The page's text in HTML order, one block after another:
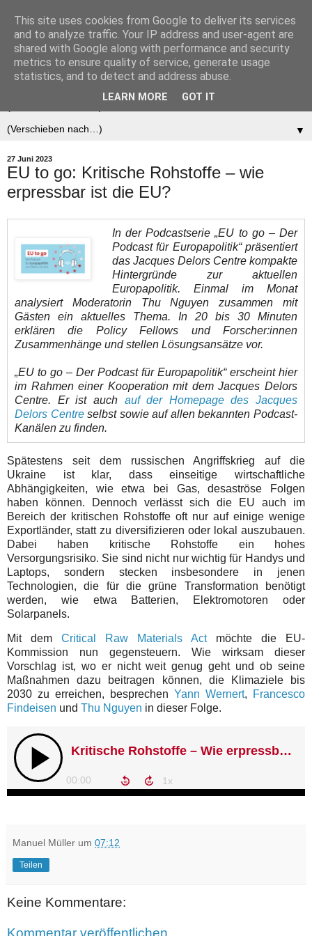
Der (europäische)
Föderalist
▼
27 Juni 2023
EU to go: Kritische Rohstoffe – wie
erpressbar ist die EU?
In der Podcastserie „EU to go – Der
Podcast für Europapolitik“ präsentiert
das Jacques Delors Centre kompakte
Hintergründe zur aktuellen
Europapolitik. Einmal im Monat
analysiert Moderatorin Thu Nguyen zusammen mit
Gästen ein aktuelles Thema. In 20 bis 30 Minuten
erklären die Policy Fellows und Forscher:innen
Zusammenhänge und stellen Lösungsansätze vor.
„EU to go – Der Podcast für Europapolitik“ erscheint hier
im Rahmen einer Kooperation mit dem Jacques Delors
Centre. Er ist auch auf der Homepage des Jacques
Delors Centreselbst sowie auf allen bekannten Podcast-
Kanälen zu finden.
Spätestens seit dem russischen Angriffskrieg auf die
Ukraine ist klar, dass einseitige wirtschaftliche
Abhängigkeiten, wie etwa bei Gas, desaströse Folgen
haben können. Dennoch verlässt sich die EU auch im
Bereich der kritischen Rohstoffe oft nur auf einige wenige
Exportländer, statt zu diversifizieren oder lokal auszubauen.
Dabei haben kritische Rohstoffe ein hohes
Versorgungsrisiko. Sie sind nicht nur wichtig für Handys und
Laptops, sondern stecken insbesondere in jenen
Technologien, die für die grüne Transformation benötigt
werden, wie etwa Batterien, Elektromotoren oder
Solarpanels.
Mit dem Critical Raw Materials Actmöchte die EU-
Kommission nun gegensteuern. Wie wirksam dieser
Vorschlag ist, wo er nicht weit genug geht und ob seine
Maßnahmen dazu beitragen können, die Klimaziele bis
2030 zu erreichen, besprechen Yann Wernert,
Francesco
Findeisen und Thu Nguyen in dieser Folge.
Manuel Müller um 07:12
Teilen
Keine Kommentare:
Kommentar veröffentlichen
This site uses cookies from Google to deliver its services
and to analyze traffic. Your IP address and user-agent are
shared with Google along with performance and security
metrics to ensure quality of service, generate usage
statistics, and to detect and address abuse.
LEARN MORE GOT IT